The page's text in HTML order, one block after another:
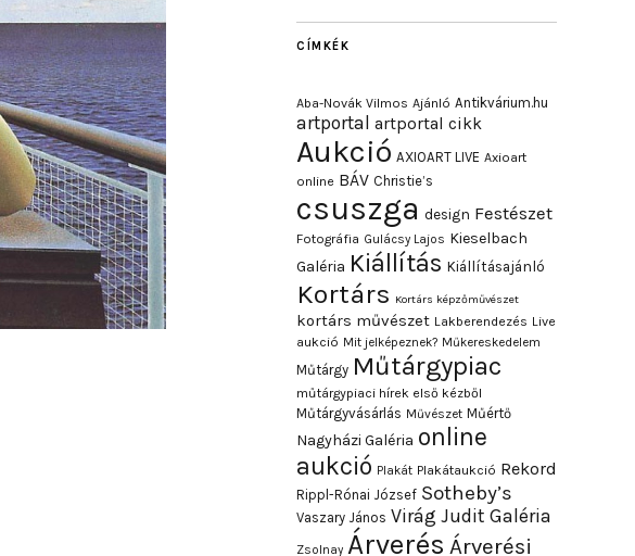
CÍMKÉK
Aba-Novák Vilmos Ajánló Antikvárium.hu
artportal artportal cikk
Aukció AXIOART LIVE Axioart
online BÁV Christie’s
csuszga design Festészet
Fotográfia Gulácsy Lajos Kieselbach
Galéria Kiállítás Kiállításajánló
Kortárs Kortárs képzőművészet
kortárs művészet Lakberendezés Live
aukció Mit jelképeznek? Műkereskedelem
Műtárgy Műtárgypiac
műtárgypiaci hírek első kézből
Műtárgyvásárlás Művészet Műértő
Nagyházi Galéria online
aukció Plakát Plakátaukció Rekord
Rippl-Rónai József Sotheby’s
Vaszary János Virág Judit Galéria
Zsolnay Árverés Árverési